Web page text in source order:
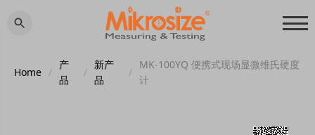
Home /
产
品
/
新产
品
/
MK-100YQ 便携式现场显微维氏硬度
计